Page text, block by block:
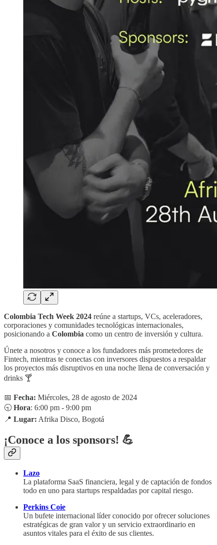
Colombia Tech Week 2024 reúne a startups, VCs, aceleradores,
corporaciones y comunidades tecnológicas internacionales,
posicionando a Colombia como un centro de inversión y cultura.
Únete a nosotros y conoce a los fundadores más prometedores de
Fintech, mientras te conectas con inversores dispuestos a respaldar
los proyectos más disruptivos en una noche llena de conversación y
drinks 🍸​
📅 Fecha: Miércoles, 28 de agosto de 2024
🕤 Hora: 6:00 pm - 9:00 pm
📍 Lugar: Afrika Disco, Bogotá
¡Conoce a los sponsors! 💪
Lazo
La plataforma SaaS financiera, legal y de captación de fondos
todo en uno para startups respaldadas por capital riesgo.
Perkins Coie
Un bufete internacional líder conocido por ofrecer soluciones
estratégicas de gran valor y un servicio extraordinario en
asuntos vitales para el éxito de sus clientes.